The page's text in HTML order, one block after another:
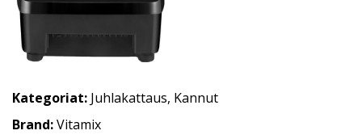
Kategoriat: Juhlakattaus, Kannut
Brand:Vitamix